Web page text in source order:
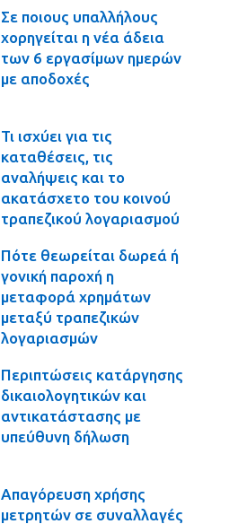
Σε ποιους υπαλλήλους
χορηγείται η νέα άδεια
των 6 εργασίμων ημερών
με αποδοχές
Τι ισχύει για τις
καταθέσεις, τις
αναλήψεις και το
ακατάσχετο του κοινού
τραπεζικού λογαριασμού
Πότε θεωρείται δωρεά ή
γονική παροχή η
μεταφορά χρημάτων
μεταξύ τραπεζικών
λογαριασμών
Περιπτώσεις κατάργησης
δικαιολογητικών και
αντικατάστασης με
υπεύθυνη δήλωση
Απαγόρευση χρήσης
μετρητών σε συναλλαγές